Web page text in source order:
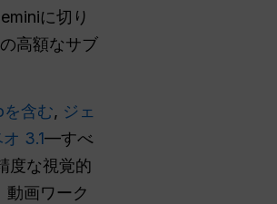
に切り
高額なサブ
含む, ジェ
3.1—すべ
度な視覚的
画ワーク